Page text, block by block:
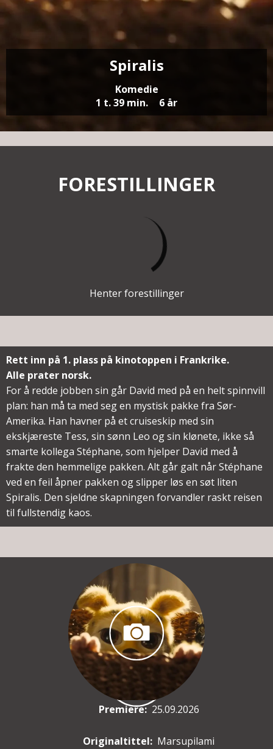
Spiralis
Komedie
1 t. 39 min.
6 år
FORESTILLINGER
Henter forestillinger
Rett inn på 1. plass på kinotoppen i Frankrike.
Alle prater norsk.
For å redde jobben sin går David med på en helt spinnvill
plan: han må ta med seg en mystisk pakke fra Sør-
Amerika. Han havner på et cruiseskip med sin
ekskjæreste Tess, sin sønn Leo og sin klønete, ikke så
smarte kollega Stéphane, som hjelper David med å
frakte den hemmelige pakken. Alt går galt når Stéphane
ved en feil åpner pakken og slipper løs en søt liten
Spiralis. Den sjeldne skapningen forvandler raskt reisen
til fullstendig kaos.
Premiere: 25.09.2026
Originaltittel: Marsupilami